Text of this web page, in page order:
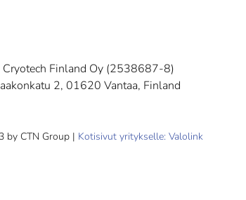
Cryotech Finland Oy (2538687-8)
2, 01620 Vantaa, Finland
by CTN Group | Kotisivut yritykselle: Valolink